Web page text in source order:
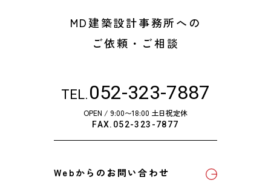
MD建築設計事務所への
ご依頼・ご相談
TEL. 052-323-7887
OPEN / 9:00〜18:00 土日祝定休
FAX.052-323-7877
Webからのお問い合わせ